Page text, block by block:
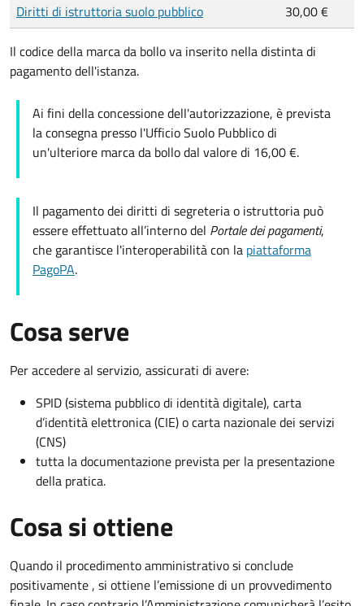
Diritti di istruttoria suolo pubblico 30,00 €
Il codice della marca da bollo va inserito nella distinta di
pagamento dell'istanza.
Ai fini della concessione dell'autorizzazione, è prevista
la consegna presso l'Ufficio Suolo Pubblico di
un'ulteriore marca da bollo dal valore di 16,00 €.
Il pagamento dei diritti di segreteria o istruttoria può
essere effettuato all’interno del Portale dei pagamenti,
che garantisce l'interoperabilità con la piattaforma
PagoPA.
Cosa serve
Per accedere al servizio, assicurati di avere:
SPID (sistema pubblico di identità digitale), carta
d’identità elettronica (CIE) o carta nazionale dei servizi
(CNS)
tutta la documentazione prevista per la presentazione
della pratica.
Cosa si ottiene
Quando il procedimento amministrativo si conclude
positivamente , si ottiene l’emissione di un provvedimento